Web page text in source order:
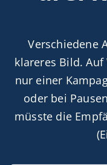
Verschiedene
klareres Bild.
nur einer
oder bei
müsste die